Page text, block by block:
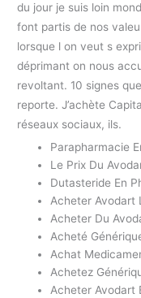
du jour je suis loin
font partis de nos
lorsque l on veut s
déprimant on nous
revoltant. 10 signes
reporte. J’achète
réseaux sociaux, ils.
Parapharmacie
Le Prix Du
Dutasteride En
Acheter Avodart
Acheter Du
Acheté
Achat
Achetez
Acheter Avodart